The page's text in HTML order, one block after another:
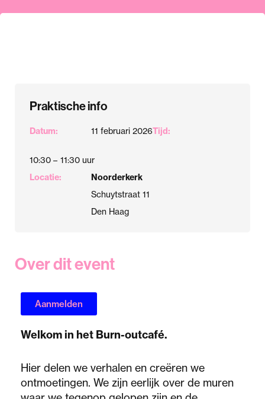
Praktische info
Datum: 11 februari 2026Tijd:
10:30 – 11:30 uur
Locatie:
Noorderkerk
Schuytstraat 11
Den Haag
Over dit event
Aanmelden
Welkom in het Burn-outcafé.
Hier delen we verhalen en creëren we
ontmoetingen. We zijn eerlijk over de muren